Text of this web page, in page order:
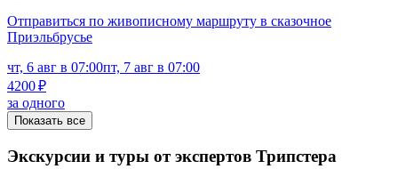
Отправиться по живописному маршруту в сказочное
Приэльбрусье
чт, 6 авг в 07:00пт, 7 авг в 07:00
4200 ₽
за одного
Показать все
Экскурсии и туры от экспертов Трипстера